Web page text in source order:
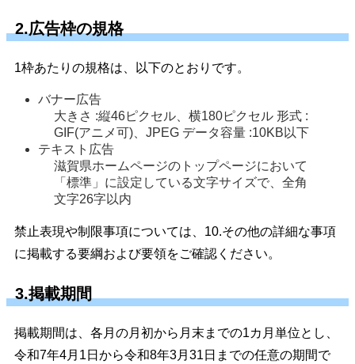
2.広告枠の規格
1枠あたりの規格は、以下のとおりです。
バナー広告
大きさ :縦46ピクセル、横180ピクセル 形式 :
GIF(アニメ可)、JPEG データ容量 :10KB以下
テキスト広告
滋賀県ホームページのトップページにおいて
「標準」に設定している文字サイズで、全角
文字26字以内
禁止表現や制限事項については、10.その他の詳細な事項
に掲載する要綱および要領をご確認ください。
3.掲載期間
掲載期間は、各月の月初から月末までの1カ月単位とし、
令和7年4月1日から令和8年3月31日までの任意の期間で